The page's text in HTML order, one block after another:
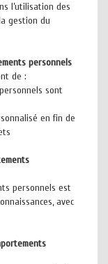
l’utilisation des
gestion du
personnels
de :
sont
en fin de
personnels est
avec